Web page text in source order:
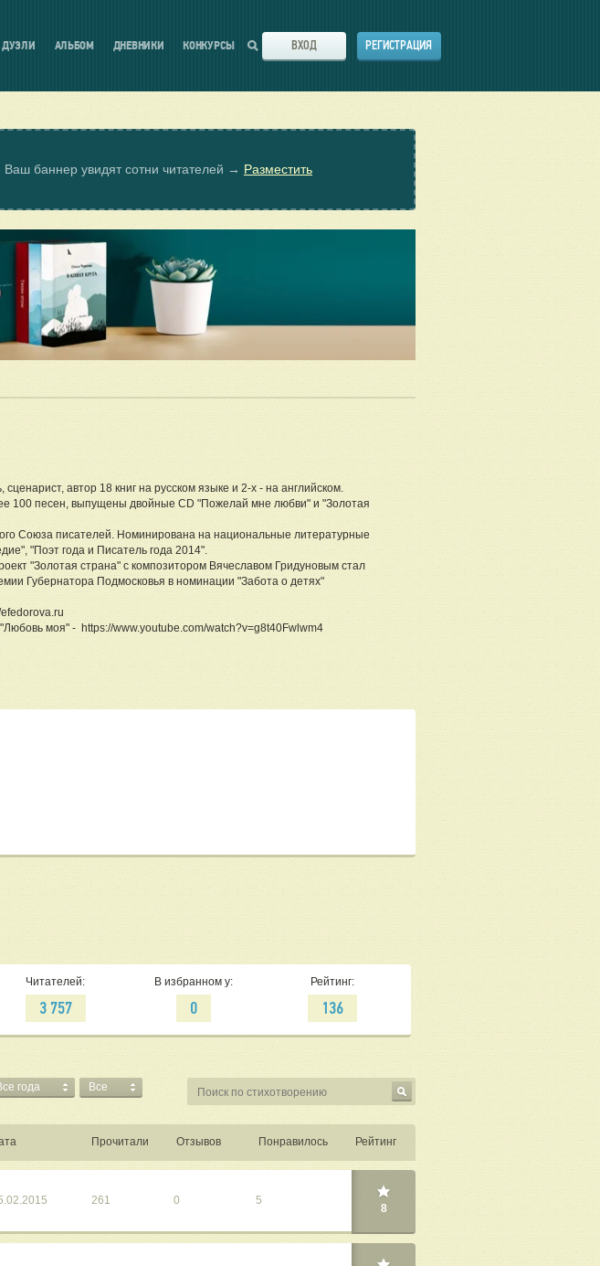
ДУЭЛИ АЛЬБОМ ДНЕВНИКИ КОНКУРСЫ ВХОД РЕГИСТРАЦИЯ
Ваш баннер увидят сотни читателей → Разместить
сценарист, автор 18 книг на русском языке и 2-х - на английском.
100 песен, выпущены двойные CD "Пожелай мне любви" и "Золотая
Союза писателей. Номинирована на национальные литературные
"Поэт года и Писатель года 2014".
"Золотая страна" с композитором Вячеславом Гридуновым стал
Губернатора Подмосковья в номинации "Забота о детях"
efedorova.ru
моя" - https://www.youtube.com/watch?v=g8t40Fwlwm4
Читателей:
3 757
В избранном у:
0
Рейтинг:
136
года Все
Прочитали Отзывов Понравилось Рейтинг
261 0 5
8